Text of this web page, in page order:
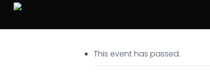
Skip
This event has passed.